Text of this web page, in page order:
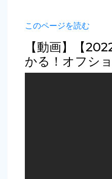
このページを読む
【動画】【
かる！オフシ